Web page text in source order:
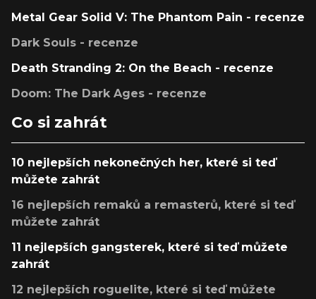
Metal Gear Solid V: The Phantom Pain - recenze
Dark Souls - recenze
Death Stranding 2: On the Beach - recenze
Doom: The Dark Ages - recenze
Co si zahrát
10 nejlepších nekonečných her, které si teď
můžete zahrát
16 nejlepších remaků a remasterů, které si teď
můžete zahrát
11 nejlepších gangsterek, které si teď můžete
zahrát
12 nejlepších roguelite, které si teď můžete